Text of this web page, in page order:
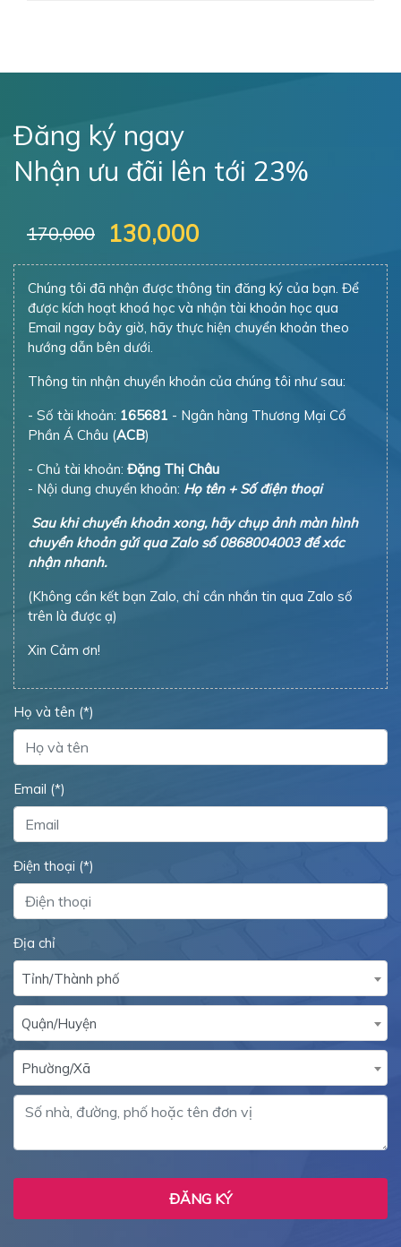
Đăng ký ngay
Nhận ưu đãi lên tới 23%
170,000 130,000
Chúng tôi đã nhận được thông tin đăng ký của bạn. Để
được kích hoạt khoá học và nhận tài khoản học qua
Email ngay bây giờ, hãy thực hiện chuyển khoản theo
hướng dẫn bên dưới.
Thông tin nhận chuyển khoản của chúng tôi như sau:
- Số tài khoản: 165681
- Ngân hàng Thương Mại Cổ
Phần Á Châu (ACB)
- Chủ tài khoản: Đặng Thị Châu
- Nội dung chuyển khoản: Họ tên + Số điện thoại
Sau khi chuyển khoản xong, hãy chụp ảnh màn hình
chuyển khoản gửi qua Zalo số 0868004003 để xác
nhận nhanh.
(Không cần kết bạn Zalo, chỉ cần nhắn tin qua Zalo số
trên là được ạ)
Xin Cảm ơn!
Họ và tên (*)
Email (*)
Điện thoại (*)
Địa chỉ
Tỉnh/Thành phố
Quận/Huyện
Phường/Xã
ĐĂNG KÝ